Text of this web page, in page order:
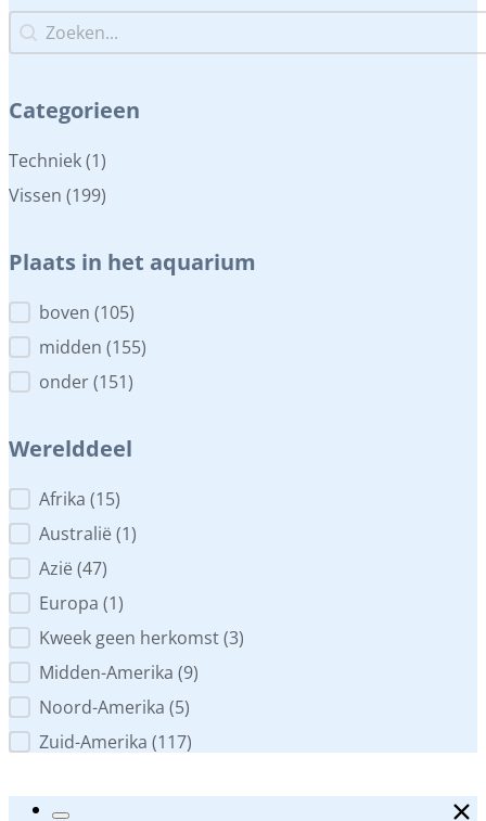
Zoeken...
Zoeken...
Categorieen
Categorieen
Techniek(1)
Vissen (199)
Plaats in het aquarium
Plaats in het aquarium
boven (105)
midden (155)
onder(151)
Werelddeel
Werelddeel
Afrika (15)
Australië (1)
Azië (47)
Europa (1)
Kweek geen herkomst(3)
Midden-Amerika (9)
Noord-Amerika (5)
Zuid-Amerika (117)